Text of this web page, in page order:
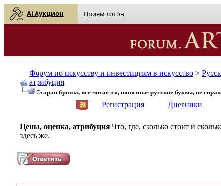
AI Аукцион Прием лотов
Форум по искусству и инвестициям в искусство >
атрибуция
Старая бронза, все читается, понятные русские буквы, не
Регистрация Дневники
Цены, оценка, атрибуция Что, где, сколько стоит и
здесь же.